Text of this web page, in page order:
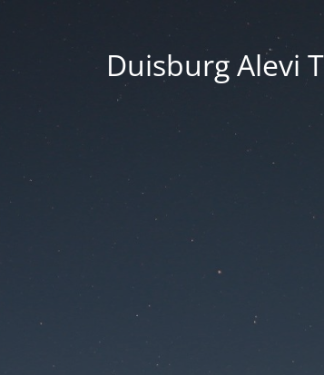
Duisburg Alevi